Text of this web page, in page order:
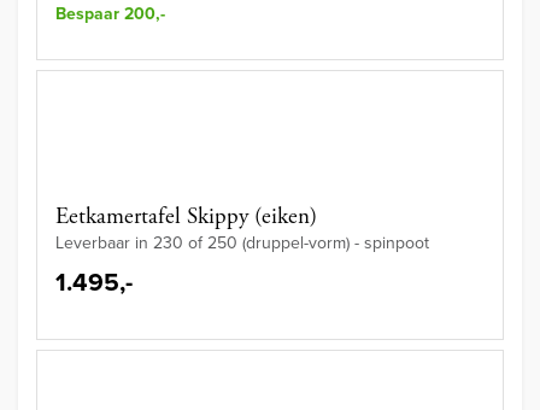
Bespaar 200,-
Eetkamertafel Skippy (eiken)
Leverbaar in 230 of 250 (druppel-vorm) - spinpoot
1.495,-